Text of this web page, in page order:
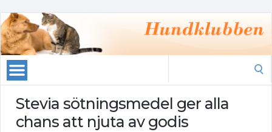
Stevia sötningsmedel ger alla
chans att njuta av godis